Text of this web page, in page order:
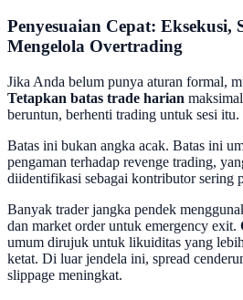
Penyesuaian Cepat: Eksekusi,
Mengelola Overtrading
Jika Anda belum punya aturan formal,
Tetapkan batas trade harian
beruntun, berhenti trading untuk sesi itu.
Batas ini bukan angka acak. Batas ini
pengaman terhadap revenge trading,
diidentifikasi sebagai kontributor sering
Banyak trader jangka pendek
dan market order untuk emergency exit.
umum dirujuk untuk likuiditas yang
ketat. Di luar jendela ini, spread
slippage meningkat.